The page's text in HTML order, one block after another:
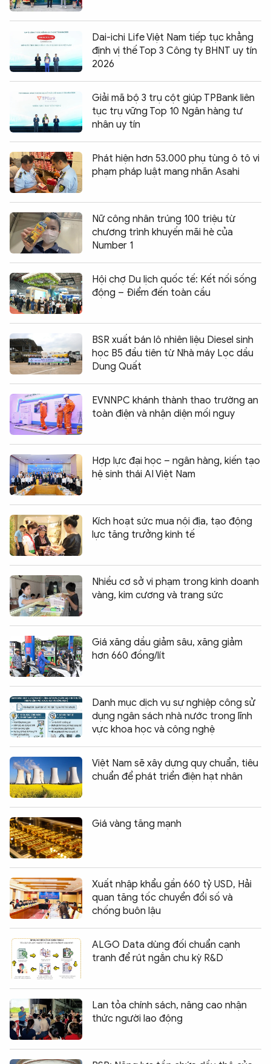
Chia sẻ: 0
Dai-ichi Life Việt Nam tiếp tục khẳng
định vị thế Top 3 Công ty BHNT uy tín
2026
Giải mã bộ 3 trụ cột giúp TPBank liên
tục trụ vững Top 10 Ngân hàng tư
nhân uy tín
Phát hiện hơn 53.000 phụ tùng ô tô vi
phạm pháp luật mang nhãn Asahi
Nữ công nhân trúng 100 triệu từ
chương trình khuyến mãi hè của
Number 1
Hội chợ Du lịch quốc tế: Kết nối sống
động – Điểm đến toàn cầu
BSR xuất bán lô nhiên liệu Diesel sinh
học B5 đầu tiên từ Nhà máy Lọc dầu
Dung Quất
EVNNPC khánh thành thao trường an
toàn điện và nhận diện mối nguy
Hợp lực đại học – ngân hàng, kiến tạo
hệ sinh thái AI Việt Nam
Kích hoạt sức mua nội địa, tạo động
lực tăng trưởng kinh tế
Nhiều cơ sở vi phạm trong kinh doanh
vàng, kim cương và trang sức
Giá xăng dầu giảm sâu, xăng giảm
hơn 660 đồng/lít
Danh mục dịch vụ sự nghiệp công sử
dụng ngân sách nhà nước trong lĩnh
vực khoa học và công nghệ
Việt Nam sẽ xây dựng quy chuẩn, tiêu
chuẩn để phát triển điện hạt nhân
Giá vàng tăng mạnh
Xuất nhập khẩu gần 660 tỷ USD, Hải
quan tăng tốc chuyển đổi số và
chống buôn lậu
ALGO Data dùng đối chuẩn cạnh
tranh để rút ngắn chu kỳ R&D
Lan tỏa chính sách, nâng cao nhận
thức người lao động